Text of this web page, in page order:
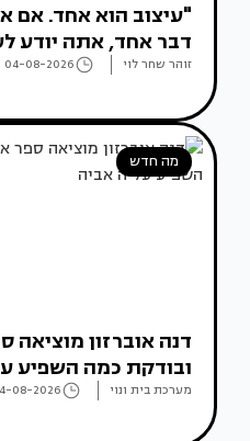
"עיצוב הוא אחד. אם
דבר אחד, אתה יודע
זוהר שחר לוי 04-08-2026
מה חדש
דנה אוברזון מוציאה
ובודקת כמה השפיע
מערכת בית ונוי 08-2026